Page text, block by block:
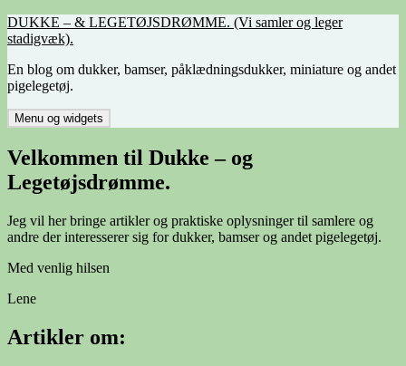
Hop
til
DUKKE – & LEGETØJSDRØMME. (Vi samler og leger
stadigvæk).
En blog om dukker, bamser, påklædningsdukker, miniature og andet
pigelegetøj.
Menu og widgets
Velkommen til Dukke – og
Legetøjsdrømme.
Jeg vil her bringe artikler og praktiske oplysninger til samlere og
andre der interesserer sig for dukker, bamser og andet pigelegetøj.
Med venlig hilsen
Lene
Artikler om: